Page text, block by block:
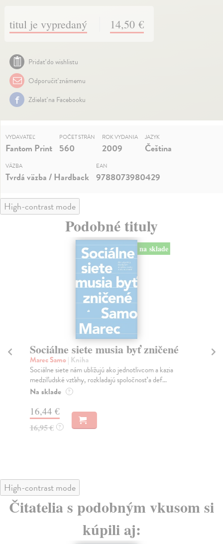
titul je vypredaný 14,50 €
Pridať do wishlistu
Odporučiť známemu
Zdielať na Facebooku
VYDAVATEĽ
Fantom Print
POČET STRÁN
560
ROK VYDANIA
2009
JAZYK
Čeština
VÄZBA
Tvrdá väzba / Hardback
EAN
9788073980429
High-contrast mode
Podobné tituly
na sklade
Sociálne siete musia byť zničené
Marec Samo| Kniha
Sociálne siete nám ubližujú ako jednotlivcom a kazia
medziľudské vzťahy, rozkladajú spoločnosť a def...
Na sklade ?
16,44 €
16,95 € ?
High-contrast mode
Čitatelia s podobným vkusom si
kúpili aj: